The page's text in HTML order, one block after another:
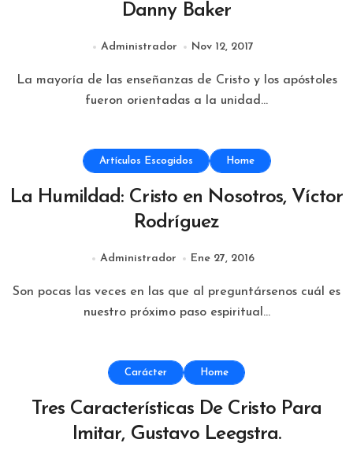
Danny Baker
Administrador Nov 12, 2017
La mayoría de las enseñanzas de Cristo y los apóstoles
fueron orientadas a la unidad...
Artículos Escogidos Home
La Humildad: Cristo en Nosotros, Víctor
Rodríguez
Administrador Ene 27, 2016
Son pocas las veces en las que al preguntársenos cuál es
nuestro próximo paso espiritual...
Carácter Home
Tres Características De Cristo Para
Imitar, Gustavo Leegstra.